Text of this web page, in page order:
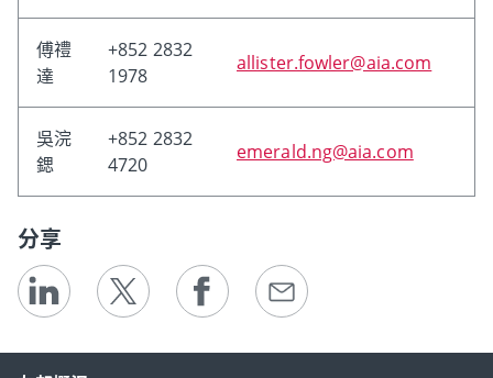
傅禮
達
+852 2832
1978
allister.fowler@aia.com
吳浣
鍶
+852 2832
4720
emerald.ng@aia.com
分享